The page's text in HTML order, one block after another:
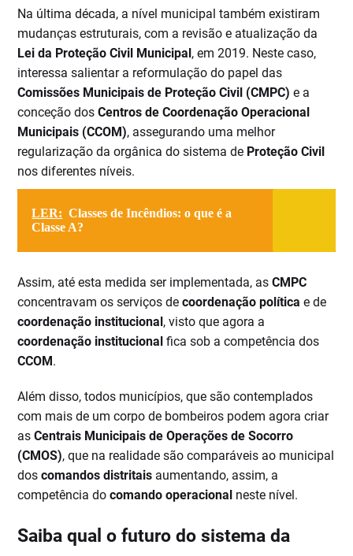
Na última década, a nível municipal também existiram
mudanças estruturais, com a revisão e atualização da
Lei da Proteção Civil Municipal, em 2019. Neste caso,
interessa salientar a reformulação do papel das
Comissões Municipais de Proteção Civil (CMPC) e a
conceção dosCentros de Coordenação Operacional
Municipais (CCOM), assegurando uma melhor
regularização da orgânica do sistema de Proteção Civil
nos diferentes níveis.
LER: Classes de Incêndios: o que é a
Classe A?
Assim, até esta medida ser implementada, asCMPC
concentravam os serviços decoordenação política e de
coordenação institucional, visto que agora a
coordenação institucional fica sob a competência dos
CCOM.
Além disso, todos municípios, que são contemplados
com mais de um corpo de bombeiros podem agora criar
asCentrais Municipais de Operações de Socorro
(CMOS), que na realidade são comparáveis ao municipal
doscomandos distritais aumentando, assim, a
competência docomando operacional neste nível.
Saiba qual o futuro do sistema da